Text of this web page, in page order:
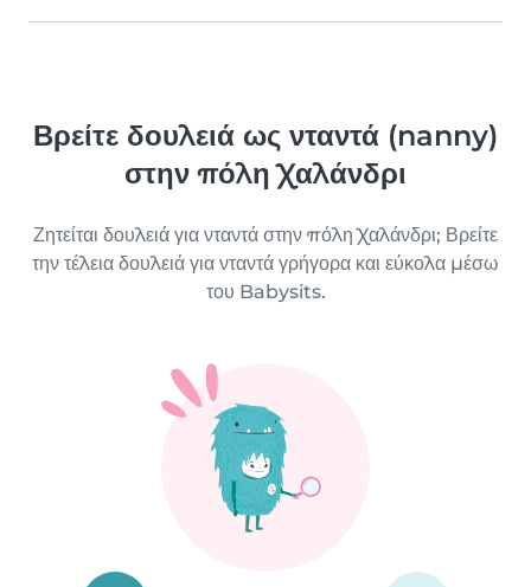
Βρείτε δουλειά ως νταντά (nanny)
στην πόλη Χαλάνδρι
Ζητείται δουλειά για νταντά στην πόλη Χαλάνδρι; Βρείτε
την τέλεια δουλειά για νταντά γρήγορα και εύκολα μέσω
του Babysits.